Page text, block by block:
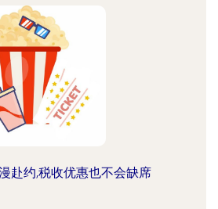
赴约,税收优惠也不会缺席